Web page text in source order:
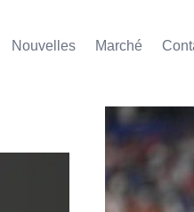
Nouvelles Marché​